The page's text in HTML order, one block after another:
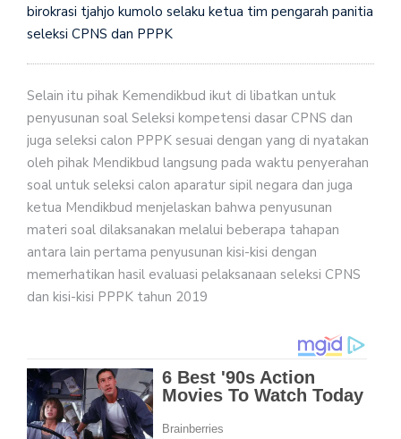
birokrasi tjahjo kumolo selaku ketua tim pengarah panitia
seleksi CPNS dan PPPK
Selain itu pihak Kemendikbud ikut di libatkan untuk
penyusunan soal Seleksi kompetensi dasar CPNS dan
juga seleksi calon PPPK sesuai dengan yang di nyatakan
oleh pihak Mendikbud langsung pada waktu penyerahan
soal untuk seleksi calon aparatur sipil negara dan juga
ketua Mendikbud menjelaskan bahwa penyusunan
materi soal dilaksanakan melalui beberapa tahapan
antara lain pertama penyusunan kisi-kisi dengan
memerhatikan hasil evaluasi pelaksanaan seleksi CPNS
dan kisi-kisi PPPK tahun 2019